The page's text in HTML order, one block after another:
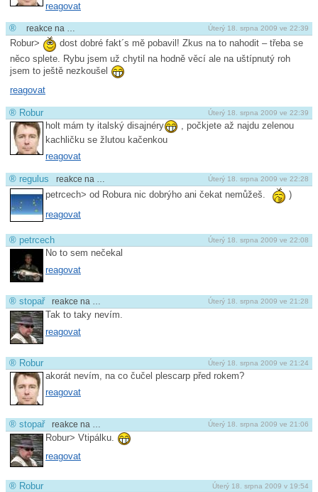
reagovat
Úterý 18. srpna 2009 ve 22:39
® reakce na …
Robur>
dost dobré fakt´s mě pobavil! Zkus na to nahodit – třeba se
něco splete. Rybu jsem už chytil na hodně věcí ale na uštípnutý roh
jsem to ještě nezkoušel
reagovat
Úterý 18. srpna 2009 ve 22:39
® Robur
holt mám ty italský disajnéry
, počkjete až najdu zelenou
kachličku se žlutou kačenkou
reagovat
Úterý 18. srpna 2009 ve 22:28
® regulus reakce na …
petrcech> od Robura nic dobrýho ani čekat nemůžeš.
)
reagovat
Úterý 18. srpna 2009 ve 22:08
® petrcech
No to sem nečekal
reagovat
Úterý 18. srpna 2009 ve 21:28
® stopař reakce na …
Tak to taky nevím.
reagovat
Úterý 18. srpna 2009 ve 21:24
® Robur
akorát nevím, na co čučel plescarp před rokem?
reagovat
Úterý 18. srpna 2009 ve 21:06
® stopař reakce na …
Robur> Vtipálku.
reagovat
Úterý 18. srpna 2009 v 19:54
® Robur